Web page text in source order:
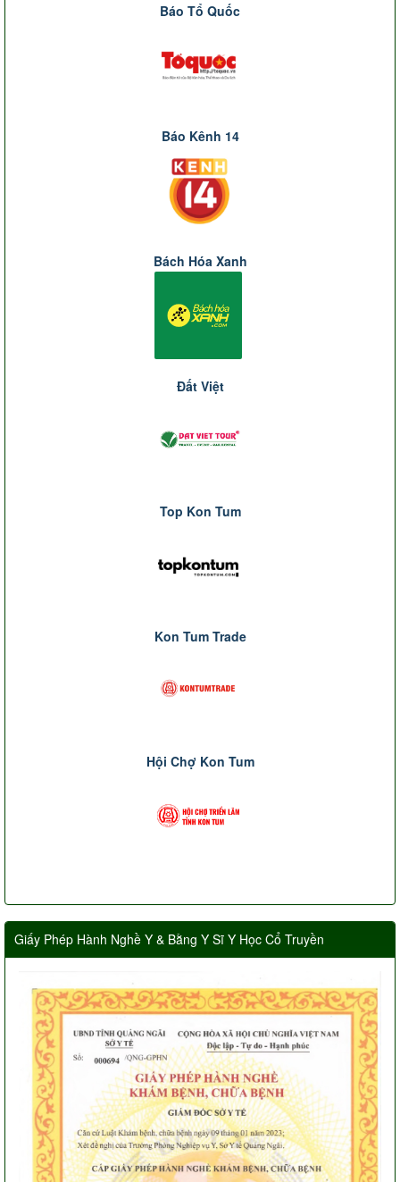
Báo Tổ Quốc
Báo Kênh 14
Bách Hóa Xanh
Đất Việt
Top Kon Tum
Kon Tum Trade
Hội Chợ Kon Tum
Giấy Phép Hành Nghề Y & Bằng Y Sĩ Y Học Cổ Truyền